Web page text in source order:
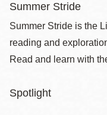
Summer Stride
Summer Stride is the
reading and
Read and learn with
Spotlight